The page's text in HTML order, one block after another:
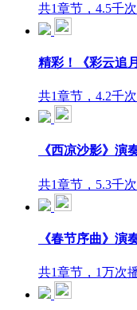
共1章节，4.5千
精彩！《彩云追
共1章节，4.2千
《西凉沙影》演
共1章节，5.3千
《春节序曲》演
共1章节，1万次